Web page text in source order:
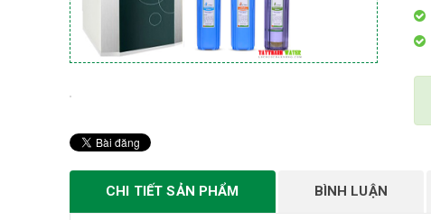
CHI TIẾT SẢN PHẨM BÌNH LUẬN